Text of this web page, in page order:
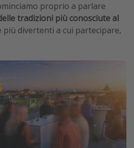
proprio a parlare
tradizioni più conosciute al
più divertenti a cui partecipare,